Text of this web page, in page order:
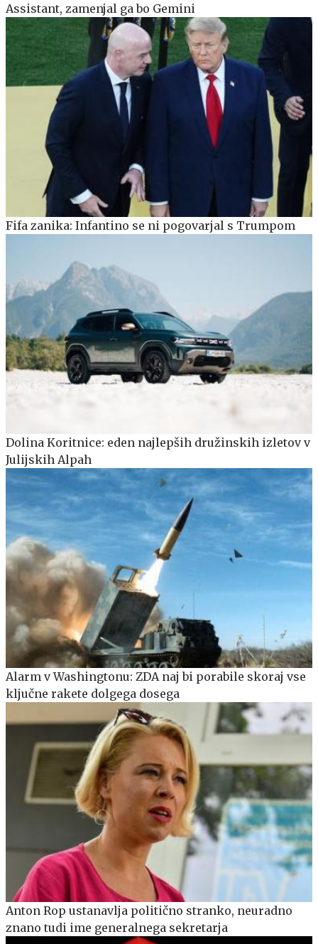
Assistant, zamenjal ga bo Gemini
Fifa zanika: Infantino se ni pogovarjal s Trumpom
Dolina Koritnice: eden najlepših družinskih izletov v
Julijskih Alpah
Alarm v Washingtonu: ZDA naj bi porabile skoraj vse
ključne rakete dolgega dosega
Anton Rop ustanavlja politično stranko, neuradno
znano tudi ime generalnega sekretarja